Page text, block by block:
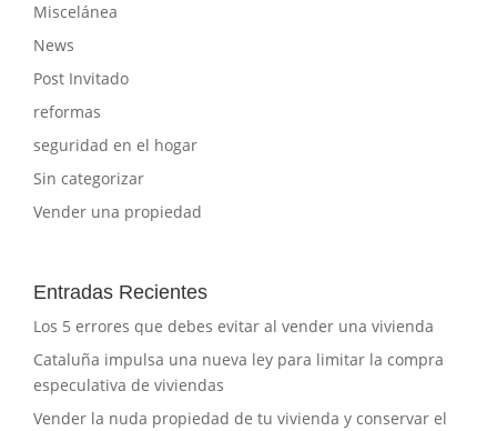
Miscelánea
News
Post Invitado
reformas
seguridad en el hogar
Sin categorizar
Vender una propiedad
Entradas Recientes
Los 5 errores que debes evitar al vender una vivienda
Cataluña impulsa una nueva ley para limitar la compra
especulativa de viviendas
Vender la nuda propiedad de tu vivienda y conservar el